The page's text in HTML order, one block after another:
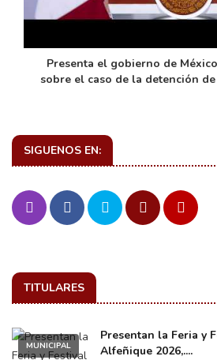
Presenta el gobierno de
sobre el caso de la detención de
SIGUENOS EN:
TITULARES
MUNICIPAL
Presentan la Feria y
Alfeñique 2026,....